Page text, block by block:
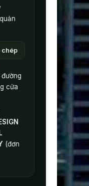
chép
cửa
(đơn